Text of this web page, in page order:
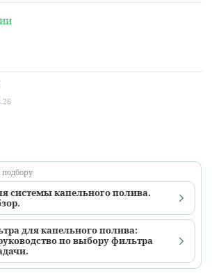
системы капельного полива.
для капельного полива:
по выбору фильтра